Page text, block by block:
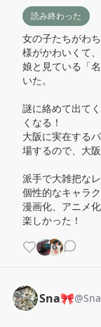
読み終わった
女の子たちがわ
様がかわいくて
娘と見ている「
いた。
謎に絡めて出て
くなる！
大阪に実在する
場するので、大
派手で大雑把な
個性的なキャラ
漫画化、アニメ
楽しかった！
Sna🎀@